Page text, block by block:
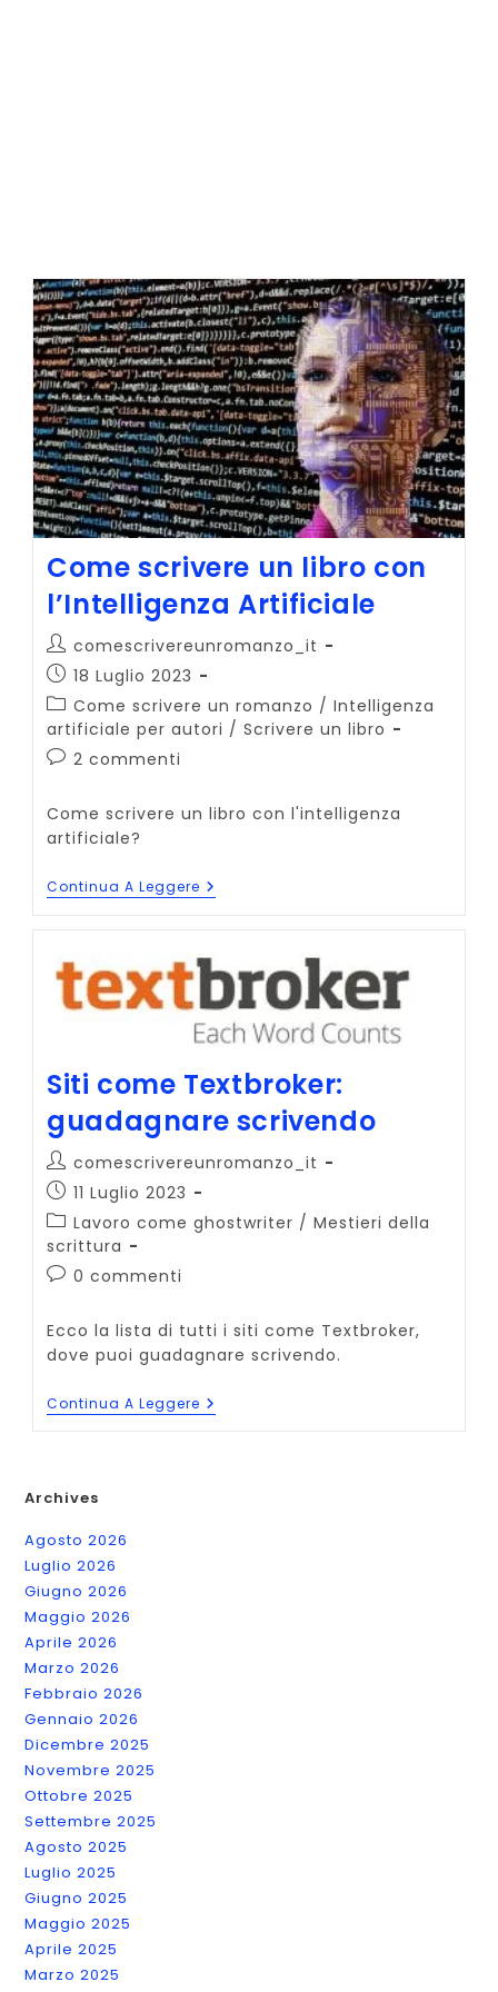
Come scrivere un libro con
l’Intelligenza Artificiale
Autore
dell'articolo:
comescrivereunromanzo_it
Articolo
pubblicato:
18 Luglio 2023
Categoria
dell'articolo:
Come scrivere un romanzo / Intelligenza
artificiale per autori / Scrivere un libro
Commenti
2 commenti
Come scrivere un libro con l'intelligenza
artificiale?
Continua A Leggere Come
Scrivere
Con
L’Intelligenza
Artificiale
Siti come Textbroker:
guadagnare scrivendo
Autore
dell'articolo:
comescrivereunromanzo_it
Articolo
pubblicato:
11 Luglio 2023
Categoria
dell'articolo:
Lavoro come ghostwriter / Mestieri della
scrittura
Commenti
0 commenti
Ecco la lista di tutti i siti come Textbroker,
dove puoi guadagnare scrivendo.
Continua A Leggere Siti
Come
Archives
Agosto 2026
Luglio 2026
Giugno 2026
Maggio 2026
Aprile 2026
Marzo 2026
Febbraio 2026
Gennaio 2026
Dicembre 2025
Novembre 2025
Ottobre 2025
Settembre 2025
Agosto 2025
Luglio 2025
Giugno 2025
Maggio 2025
Aprile 2025
Marzo 2025